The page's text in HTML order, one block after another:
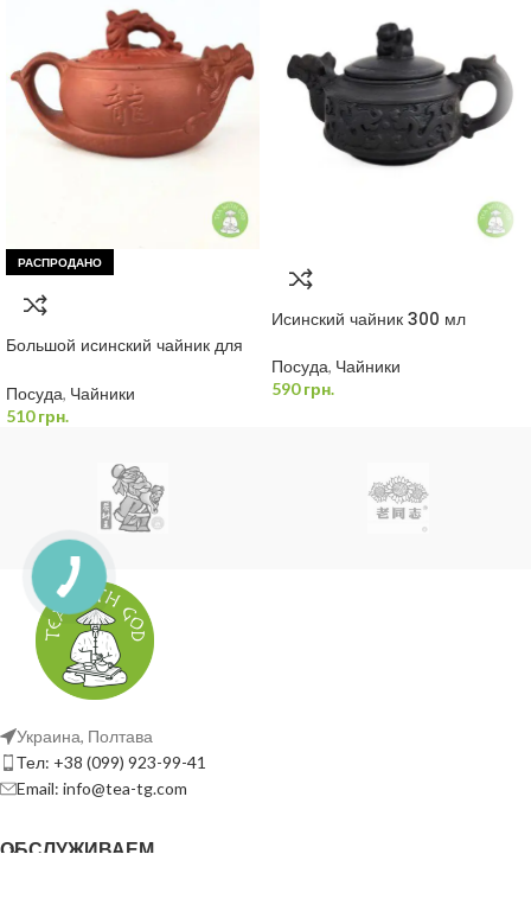
РАСПРОДАНО
Большой исинский чайник для
Посуда, Чайники
510грн.
Исинский чайник 300 мл
Посуда, Чайники
590грн.
Украина, Полтава
Тел: +38 (099) 923-99-41
Email: info@tea-tg.com
ОБСЛУЖИВАЕМ